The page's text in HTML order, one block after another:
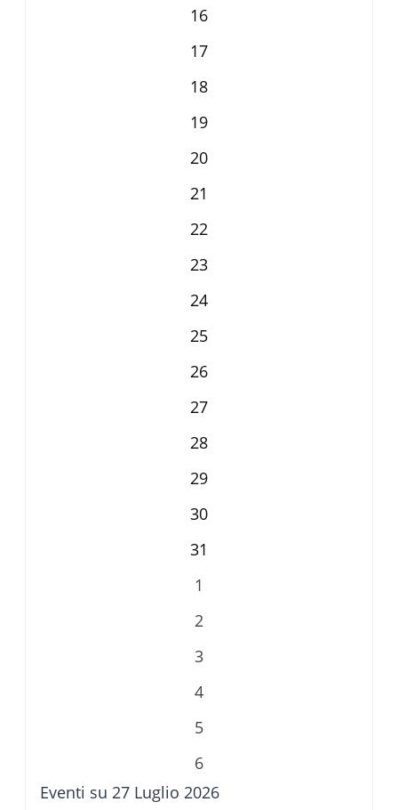
16
17
18
19
20
21
22
23
24
25
26
27
28
29
30
31
1
2
3
4
5
6
Eventi su 27 Luglio 2026